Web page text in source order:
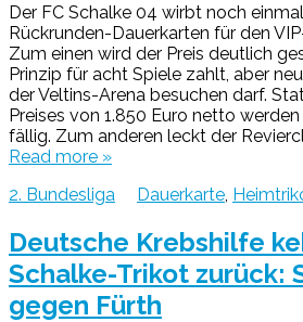
Der FC Schalke 04 wirbt noch
Rückrunden-Dauerkarten für den
Zum einen wird der Preis deutlich
Prinzip für acht Spiele zahlt, aber
der Veltins-Arena besuchen darf.
Preises von 1.850 Euro netto
fällig. Zum anderen leckt der
Read more »
2. Bundesliga
Dauerkarte,
Deutsche Krebshilfe
Schalke-Trikot zurück:
gegen Fürth